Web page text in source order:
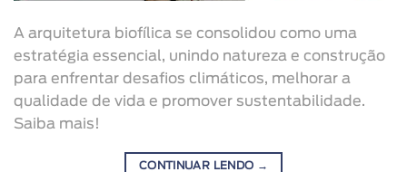
A arquitetura biofílica se consolidou como uma
estratégia essencial, unindo natureza e construção
para enfrentar desafios climáticos, melhorar a
qualidade de vida e promover sustentabilidade.
Saiba mais!
CONTINUAR LENDO →